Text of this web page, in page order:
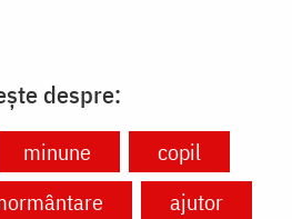
despre:
minune
copil
ajutor